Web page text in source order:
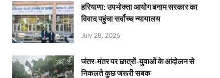
हरियाणा: उपभोक्ता आयोग बनाम सरकार का
विवाद पहुंचा सर्वोच्च न्यायालय
July 28, 2026
जंतर-मंतर पर छात्रों-युवाओं के आंदोलन से
निकलते कुछ जरूरी सबक